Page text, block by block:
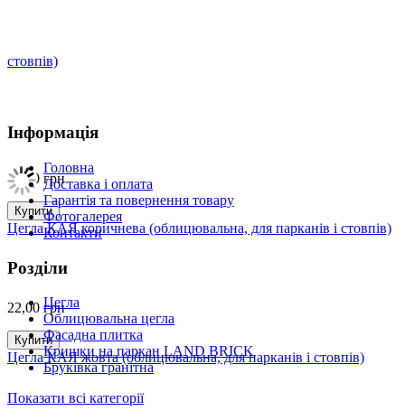
22,00 грн
Купити
Цегла КАЯ коричнева (облицювальна, для парканів і стовпів)
22,00 грн
Купити
Цегла КАЯ жовта (облицювальна, для парканів і стовпів)
Інформація
Головна
Доставка і оплата
Гарантія та повернення товару
Фотогалерея
Контакти
Розділи
Цегла
Облицювальна цегла
Фасадна плитка
Кришки на паркан LAND BRICK
Бруківка гранітна
Показати всі категорії